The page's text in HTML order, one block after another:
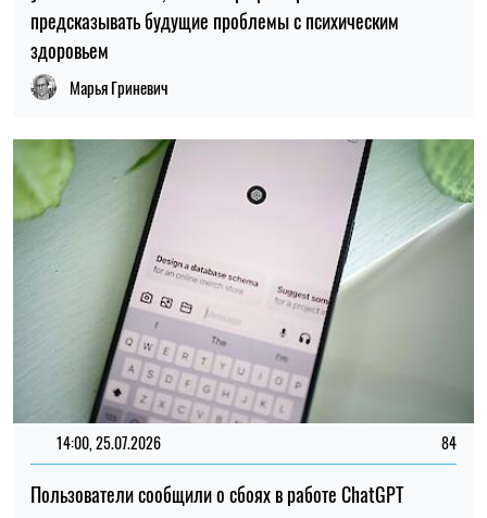
14:00, 25.07.2026
Елена Расенко